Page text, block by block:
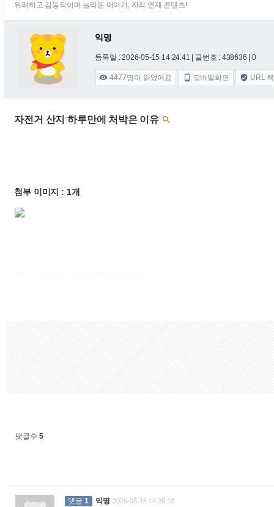
유쾌하고 감동적이며 놀라운 이야기, 자작 연재 콘텐츠!
익명
등록일 : 2026-05-15 14:24:41 | 글번호 : 438636 | 0
 4477명이 읽었어요  모바일화면  URL
자전거 산지 하루만에 처박은 이유 
첨부 이미지 : 1개
댓글수 5
댓글 1 익명 2026-05-15 14:26:12